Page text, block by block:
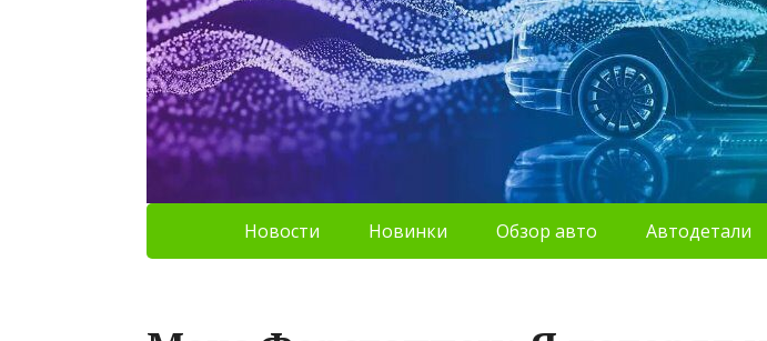
Новости Новинки Обзор авто Автодетали